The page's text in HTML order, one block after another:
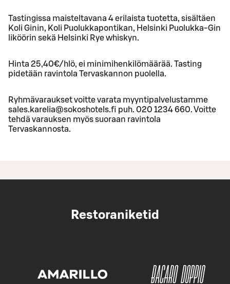
Tastingissa maisteltavana 4 erilaista tuotetta, sisältäen
Koli Ginin, Koli Puolukkapontikan, Helsinki Puolukka-Gin
liköörin sekä Helsinki Rye whiskyn.
Hinta 25,40€/hlö, ei minimihenkilömäärää. Tasting
pidetään ravintola Tervaskannon puolella.
Ryhmävaraukset voitte varata myyntipalvelustamme
sales.karelia@sokoshotels.fi puh. 020 1234 660. Voitte
tehdä varauksen myös suoraan ravintola
Tervaskannosta.
Restoraniketid